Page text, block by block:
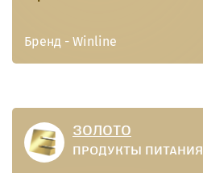
Бренд - Winline
ЗОЛОТО
ПРОДУКТЫ ПИТАНИЯ